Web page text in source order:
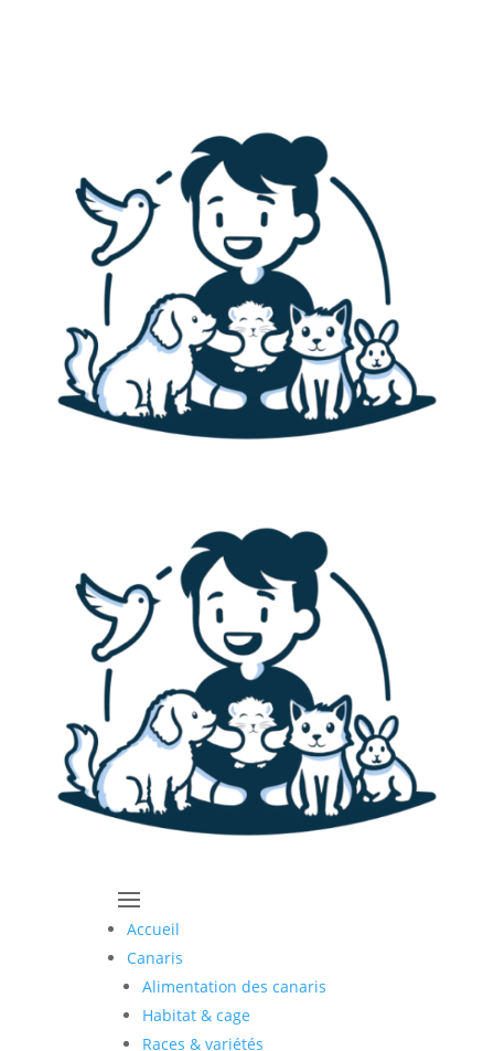
Accueil
Canaris
Alimentation des canaris
Habitat & cage
Races & variétés